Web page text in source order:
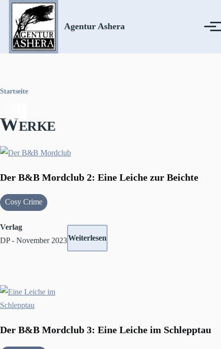
Direkt zum Inhalt
Agentur Ashera Menü
Startseite
Werke
Der B&B Mordclub 2: Eine Leiche zur Beichte
Cosy Crime
Verlag
DP - November 2023Weiterlesen
Der B&B Mordclub 3: Eine Leiche im Schlepptau